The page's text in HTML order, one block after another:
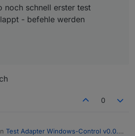
noch schnell erster test
- befehle werden
0
Test Adapter Windows-Control v0.0.x